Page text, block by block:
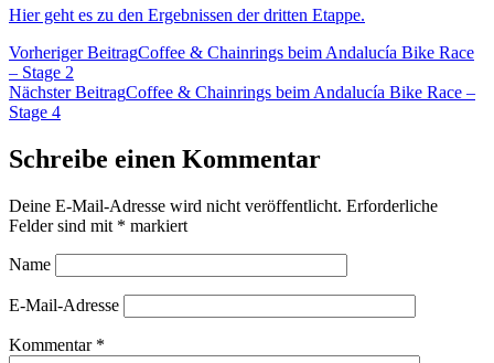
Hier geht es zu den Ergebnissen der dritten Etappe.
Vorheriger BeitragCoffee & Chainrings beim Andalucía Bike Race
– Stage 2
Nächster BeitragCoffee & Chainrings beim Andalucía Bike Race –
Stage 4
Schreibe einen Kommentar
Deine E-Mail-Adresse wird nicht veröffentlicht. Erforderliche
Felder sind mit * markiert
Name
E-Mail-Adresse
Kommentar *